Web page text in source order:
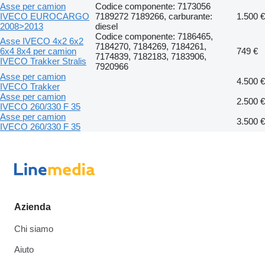
Asse per camion
IVECO EUROCARGO
2008>2013
Codice componente: 7173056
7189272 7189266, carburante:
diesel
1.500 €
Asse IVECO 4x2 6x2
6x4 8x4 per camion
IVECO Trakker Stralis
Codice componente: 7186465,
7184270, 7184269, 7184261,
7174839, 7182183, 7183906,
7920966
749 €
Asse per camion
IVECO Trakker
4.500 €
Asse per camion
IVECO 260/330 F 35
2.500 €
Asse per camion
IVECO 260/330 F 35
3.500 €
Azienda
Chi siamo
Aiuto